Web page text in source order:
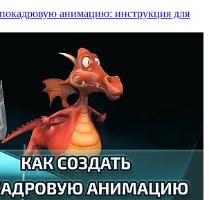
анимацию: инструкция для